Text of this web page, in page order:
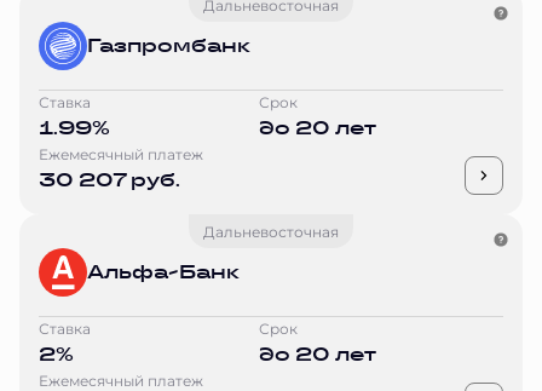
Дальневосточная
Газпромбанк
Ставка
1.99%
Срок
до 20 лет
Ежемесячный платеж
30 207 руб.
Дальневосточная
Альфа-Банк
Ставка
2%
Срок
до 20 лет
Ежемесячный платеж